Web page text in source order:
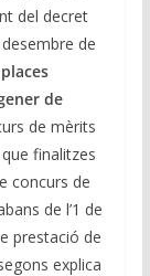
del decret
de
de
de mèrits
que finalitzes
concurs de
de l’1 de
prestació de
explica